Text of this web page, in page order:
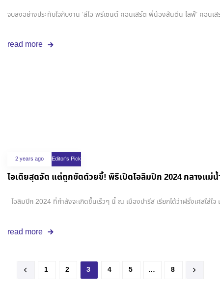
จบลงอย่างประทับใจกับงาน ‘ลีโอ พรีเซนต์ คอนเสิร์ต พี่น้องส้นตีน ไลฟ์’ คอ
read more
2 years ago Editor's Pick
ไอเดียสุดจัด แต่ถูกขัดด้วยขี้! พิธีเปิดโอลิมปิก 2024 กลางแม่
โอลิมปิก 2024 ที่กำลังจะเกิดขึ้นเร็วๆ นี้ ณ เมืองปารีส เรียกได้ว่าฝรั่งเศสใ
read more
1 2 3 4 5 … 8